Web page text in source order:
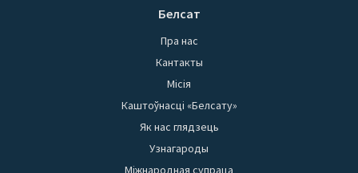
Белсат
Пра нас
Кантакты
Місія
Каштоўнасці «Белсату»
Як нас глядзець
Узнагароды
Міжнародная супраца